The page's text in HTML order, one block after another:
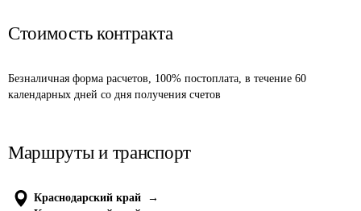
Стоимость контракта
Безналичная форма расчетов, 100% постоплата, в течение 60
календарных дней со дня получения счетов
Маршруты и транспорт
Краснодарский край
→